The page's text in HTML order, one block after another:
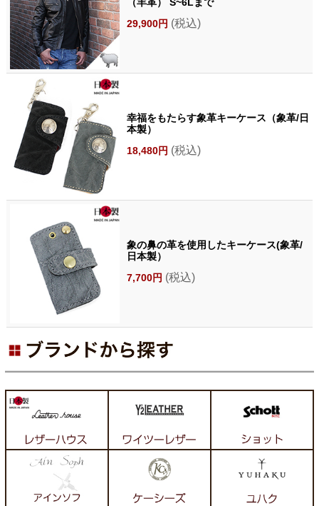
（羊革） S~6Lまで
29,900円 (税込)
幸福をもたらす象革キーケース（象革/日
本製）
18,480円 (税込)
象の鼻の革を使用したキーケース(象革/
日本製）
7,700円 (税込)